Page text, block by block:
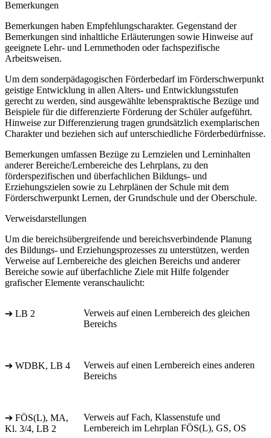
Bemerkungen
Bemerkungen haben Empfehlungscharakter. Gegenstand der
Bemerkungen sind inhaltliche Erläuterungen sowie Hinweise auf
geeignete Lehr- und Lernmethoden oder fachspezifische
Arbeitsweisen.
Um dem sonderpädagogischen Förderbedarf im Förderschwerpunkt
geistige Entwicklung in allen Alters- und Entwicklungsstufen
gerecht zu werden, sind ausgewählte lebenspraktische Bezüge und
Beispiele für die differenzierte Förderung der Schüler aufgeführt.
Hinweise zur Differenzierung tragen grundsätzlich exemplarischen
Charakter und beziehen sich auf unterschiedliche Förderbedürfnisse.
Bemerkungen umfassen Bezüge zu Lernzielen und Lerninhalten
anderer Bereiche/Lernbereiche des Lehrplans, zu den
förderspezifischen und überfachlichen Bildungs- und
Erziehungszielen sowie zu Lehrplänen der Schule mit dem
Förderschwerpunkt Lernen, der Grundschule und der Oberschule.
Verweisdarstellungen
Um die bereichsübergreifende und bereichsverbindende Planung
des Bildungs- und Erziehungsprozesses zu unterstützen, werden
Verweise auf Lernbereiche des gleichen Bereichs und anderer
Bereiche sowie auf überfachliche Ziele mit Hilfe folgender
grafischer Elemente veranschaulicht:
➔ LB 2
Verweis auf einen Lernbereich des gleichen
Bereichs
➔ WDBK, LB 4
Verweis auf einen Lernbereich eines anderen
Bereichs
➔ FÖS(L), MA,
Kl. 3/4, LB 2
Verweis auf Fach, Klassenstufe und
Lernbereich im Lehrplan FÖS(L), GS, OS